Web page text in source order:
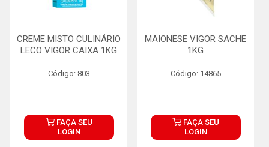
CREME MISTO CULINÁRIO
LECO VIGOR CAIXA 1KG
Código: 803
FAÇA SEU
LOGIN
MAIONESE VIGOR SACHE
1KG
Código: 14865
FAÇA SEU
LOGIN